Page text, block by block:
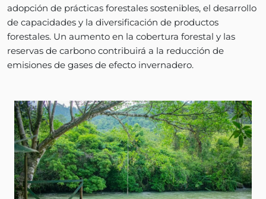
adopción de prácticas forestales sostenibles, el desarrollo
de capacidades y la diversificación de productos
forestales. Un aumento en la cobertura forestal y las
reservas de carbono contribuirá a la reducción de
emisiones de gases de efecto invernadero.